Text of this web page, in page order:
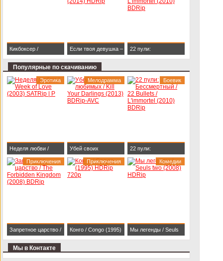
Кикбоксер /
Kickboxer (1989)
Если твоя девушка –
зомби / Life After Beth
22 пули:
(2010) BDRip
Популярные по скачиванию
Неделя любви /
Week of Love (2003)
SATRip | P
Эротика
Убей своих
любимых / Kill Your
Darlings (2013)
Мелодрамма
22 пули:
Бессмертный / 22
Bullets / L'immortel
Боевик
Запретное царство /
The Forbidden
Приключения
Конго / Congo (1995)
Приключения
Мы легенды / Seuls
Комедии
Мы в Контакте